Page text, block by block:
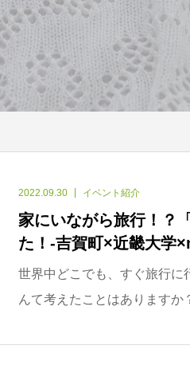
2022.09.30 イベント紹介
家にいながら旅行！？
た！-吉賀町×近畿大学
世界中どこでも、すぐ旅行
んて考えたことはあります